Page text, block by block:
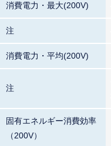
消費電力・最大(200V)
注
消費電力・平均(200V)
注
固有エネルギー消費効率
（200V）